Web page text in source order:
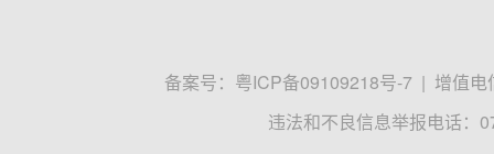
备案号： 粤ICP备09109218号-7 | 增值电
违法和不良信息举报电话：